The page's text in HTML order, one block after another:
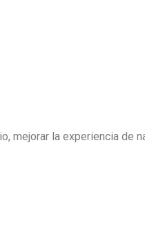
mejorar la experiencia de